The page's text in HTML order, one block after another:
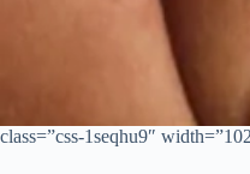
class=”css-1seqhu9″